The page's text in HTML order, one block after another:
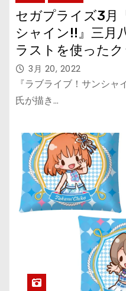
セガプライズ3月
シャイン!!』三月
ラストを使った
登場！
3月 20, 2022
『ラブライブ！サンシ
氏が描き…